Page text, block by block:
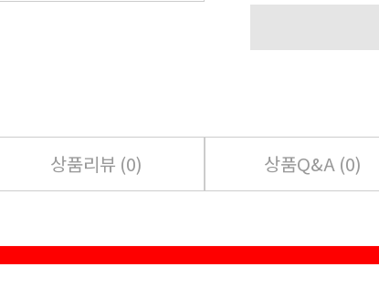
상품리뷰 (0) 상품Q&A (0)